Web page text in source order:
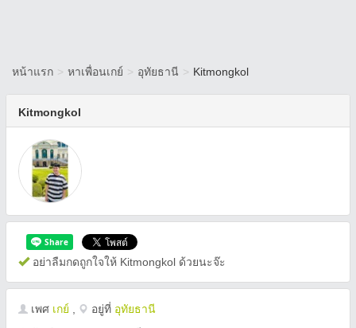
หน้าแรก > หาเพื่อนเกย์ > อุทัยธานี > Kitmongkol
Kitmongkol
อย่าลืมกดถูกใจให้ Kitmongkol ด้วยนะจ๊ะ
เพศ เกย์ อยู่ที่ อุทัยธานี